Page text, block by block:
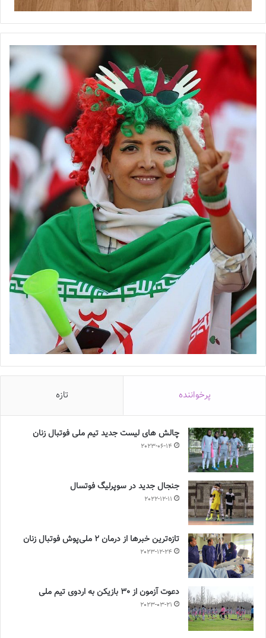
💻منبع:فوتبال360 📸عکس:فدراسیون فوتبال
◾️با فوتبالز همراه شوید
◾️فوتبالز را در اینستاگرام دنبال کنید ◾️footballs.women@
برچسب ها تیم ملی فوتبال جام ملت‌های آسیا زنان فوتبال بانوان
پرخواننده تازه
چالش هاى ليست جدید تيم ملى فوتبال زنان
2023-06-14
جنجال جدید در سوپرلیگ فوتسال
2022-12-11
تازه‌ترین خبرها از درمان ۲ ملی‌پوش فوتبال زنان
2023-12-24
دعوت آزمون از 30 بازیکن به اردوی تیم ملی
2023-03-21